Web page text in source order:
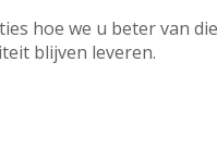
hoe we u beter van
blijven leveren.